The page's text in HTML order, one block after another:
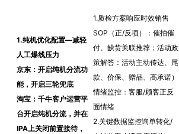
1.纯机优化配置—减轻
人工爆线压力
京东：开启纯机分流功
能，开启三轮兜底
淘宝：千牛客户运营平
台开启纯机分流，并在
IPA上关闭前置接待，
1.质检方案响应时效销售
SOP（正/反项）：催拍催
付、缺货关联推荐；活动政
策解答：活动主动传达、尾
款、价保、赠品、高承诺）
情绪监控：客服/顾客正反
面情绪
2.关键数据监控询单转化/